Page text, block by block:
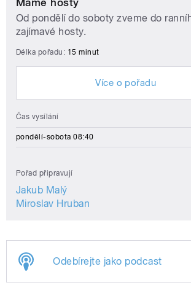
Od pondělí do soboty zveme do
zajímavé hosty.
Délka pořadu: 15 minut
Více o pořadu
Čas vysílání
pondělí-sobota 08:40
Pořad připravují
Jakub Malý
Miroslav Hruban
Odebírejte jako podcast